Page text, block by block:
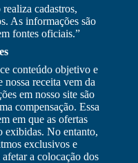
cadastros,
As informações são
fontes oficiais.”
conteúdo objetivo e
nossa receita vem da
em nosso site são
compensação. Essa
em que as ofertas
exibidas. No entanto,
exclusivos e
a colocação dos